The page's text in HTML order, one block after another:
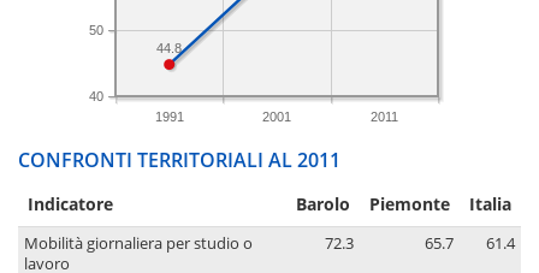
1991 2001 2011
40
50
44.8
CONFRONTI TERRITORIALI AL 2011
Indicatore Barolo Piemonte Italia
Mobilità giornaliera per studio o
lavoro
72.3 65.7 61.4